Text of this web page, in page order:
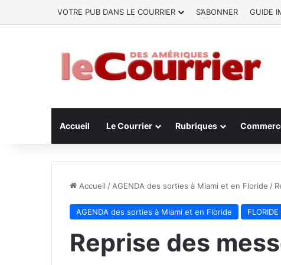
VOTRE PUB DANS LE COURRIER S’ABONNER GUIDE
Accueil Le Courrier Rubriques
Accueil / AGENDA des sorties à Miami et en Floride /
AGENDA des sorties à Miami et en Floride
Reprise des